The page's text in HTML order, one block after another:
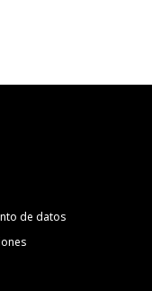
de datos